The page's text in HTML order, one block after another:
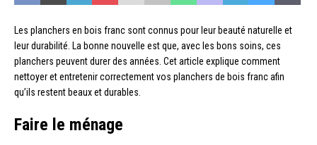
Les planchers en bois franc sont connus pour leur beauté naturelle et
leur durabilité. La bonne nouvelle est que, avec les bons soins, ces
planchers peuvent durer des années. Cet article explique comment
nettoyer et entretenir correctement vos planchers de bois franc afin
qu’ils restent beaux et durables.
Faire le ménage